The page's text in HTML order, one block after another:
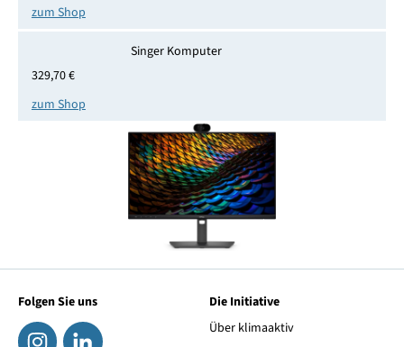
zum Shop
Singer Komputer
329,70 €
zum Shop
Folgen Sie uns
Die Initiative
Über klimaaktiv